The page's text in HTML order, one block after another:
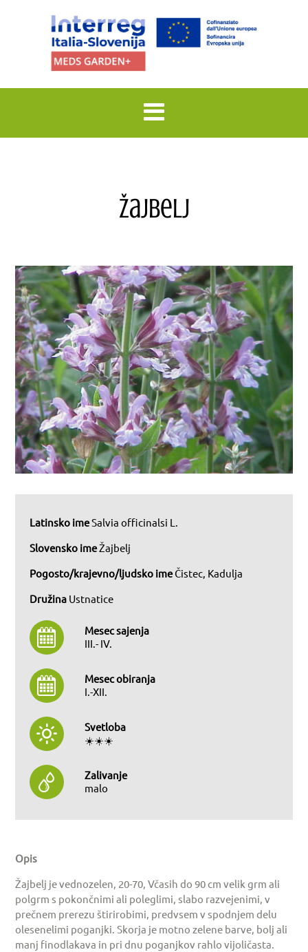
Žajbelj
Latinsko imeSalvia officinalsi L.
Slovensko imeŽajbelj
Pogosto/krajevno/ljudsko imeČistec, Kadulja
Družina Ustnatice
Mesec sajenja
III.- IV.
Mesec obiranja
I.-XII.
Svetloba
☀️☀️☀️
Zalivanje
malo
Opis
Žajbelj je vednozelen, 20-70, Včasih do 90 cm velik grm ali
polgrm s pokončnimi ali poleglimi, slabo razvejenimi, v
prečnem prerezu štirirobimi, predvsem v spodnjem delu
olesenelimi poganjki. Skorja je motno zelene barve, bolj ali
manj finodlakava in pri dnu poganjkov rahlo vijoličasta.